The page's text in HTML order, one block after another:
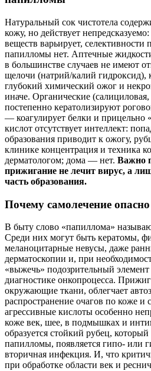
Натуральный сок чистотела
кожу, но действует
веществ варьирует,
папилломы нет. Аптечные
в большинстве случаев не имеют
щелочи (натрий/калий гидроксид),
глубокий химический ожог и
иначе. Органические
постепенно кератолизируют
— коагулирует белки и прицельно
кислот отсутствует интеллект:
образования приводит к ожогу,
клинике концентрация и техника
дерматологом; дома — нет. Важно
прижигание не лечит вирус, а
часть образования.
Почему самолечение опасно
В быту слово «папиллома»
Среди них могут быть кератомы,
меланоцитарные невусы, даже
дерматоскопии и, при
«выжечь» подозрительный
диагностике онкопроцесса.
окружающие ткани, облегчает
распространение очагов по коже и
агрессивные кислоты особенно
коже век, шее, в подмышках и
образуется стойкий рубец, который
папилломы, появляется гипо- или
вторичная инфекция. И, что
при обработке области век и